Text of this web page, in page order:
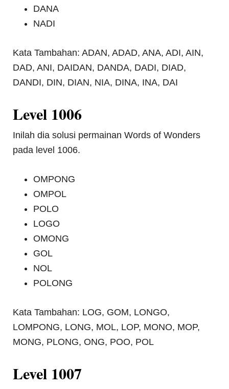
DANA
NADI
Kata Tambahan: ADAN, ADAD, ANA, ADI, AIN,
DAD, ANI, DAIDAN, DANDA, DADI, DIAD,
DANDI, DIN, DIAN, NIA, DINA, INA, DAI
Level 1006
Inilah dia solusi permainan Words of Wonders
pada level 1006.
OMPONG
OMPOL
POLO
LOGO
OMONG
GOL
NOL
POLONG
Kata Tambahan: LOG, GOM, LONGO,
LOMPONG, LONG, MOL, LOP, MONO, MOP,
MONG, PLONG, ONG, POO, POL
Level 1007